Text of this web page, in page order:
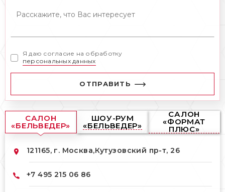
Я даю согласие на обработку
персональных данных
ОТПРАВИТЬ
САЛОН
«БЕЛЬВЕДЕР»
ШОУ-РУМ
«БЕЛЬВЕДЕР»
САЛОН
«ФОРМАТ
ПЛЮС»
121165, г. Москва,Кутузовский пр-т, 26
+7 495 215 06 86